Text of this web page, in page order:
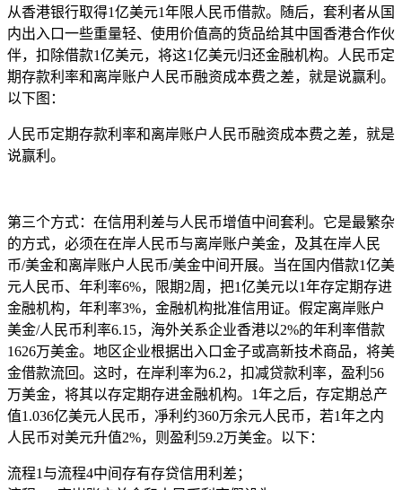
从香港银行取得1亿美元1年限人民币借款。随后，套利者从国
内出入口一些重量轻、使用价值高的货品给其中国香港合作伙
伴，扣除借款1亿美元，将这1亿美元归还金融机构。人民币定
期存款利率和离岸账户人民币融资成本费之差，就是说赢利。
以下图：
人民币定期存款利率和离岸账户人民币融资成本费之差，就是
说赢利。
第三个方式：在信用利差与人民币增值中间套利。它是最繁杂
的方式，必须在在岸人民币与离岸账户美金，及其在岸人民
币/美金和离岸账户人民币/美金中间开展。当在国内借款1亿美
元人民币、年利率6%，限期2周，把1亿美元以1年存定期存进
金融机构，年利率3%，金融机构批准信用证。假定离岸账户
美金/人民币利率6.15，海外关系企业香港以2%的年利率借款
1626万美金。地区企业根据出入口金子或高新技术商品，将美
金借款流回。这时，在岸利率为6.2，扣减贷款利率，盈利56
万美金，将其以存定期存进金融机构。1年之后，存定期总产
值1.036亿美元人民币，凈利约360万余元人民币，若1年之内
人民币对美元升值2%，则盈利59.2万美金。以下：
流程1与流程4中间存有存贷信用利差；